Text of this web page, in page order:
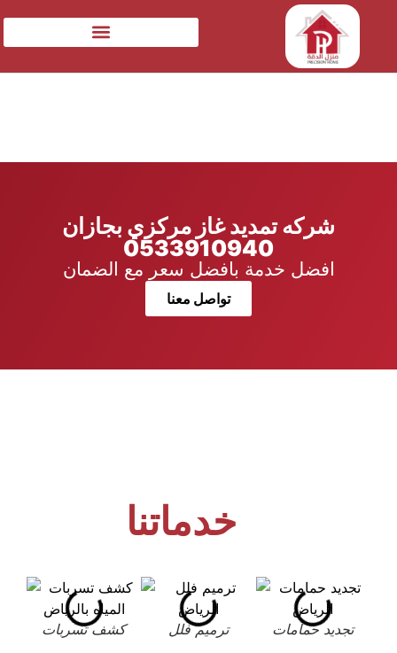
شركه تمديد غاز مركزي بجازان
0533910940
افضل خدمة بافضل سعر مع الضمان
تواصل معنا
خدماتنا
كشف تسربات ترميم فلل تجديد حمامات